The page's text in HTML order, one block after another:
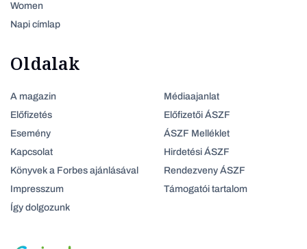
Women
Napi címlap
Oldalak
A magazin
Előfizetés
Esemény
Kapcsolat
Könyvek a Forbes ajánlásával
Impresszum
Így dolgozunk
Médiaajanlat
Előfizetői ÁSZF
ÁSZF Melléklet
Hirdetési ÁSZF
Rendezveny ÁSZF
Támogatói tartalom